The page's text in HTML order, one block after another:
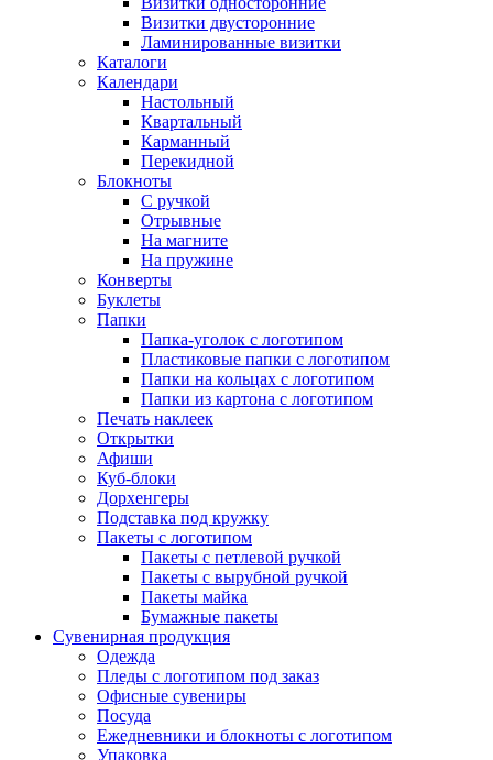
Визитки двусторонние
Ламинированные визитки
Каталоги
Календари
Настольный
Квартальный
Карманный
Перекидной
Блокноты
С ручкой
Отрывные
На магните
На пружине
Конверты
Буклеты
Папки
Папка-уголок с логотипом
Пластиковые папки с логотипом
Папки на кольцах с логотипом
Папки из картона с логотипом
Печать наклеек
Открытки
Афиши
Куб-блоки
Дорхенгеры
Подставка под кружку
Пакеты с логотипом
Пакеты с петлевой ручкой
Пакеты с вырубной ручкой
Пакеты майка
Бумажные пакеты
Сувенирная продукция
Одежда
Пледы с логотипом под заказ
Офисные сувениры
Посуда
Ежедневники и блокноты с логотипом
Упаковка